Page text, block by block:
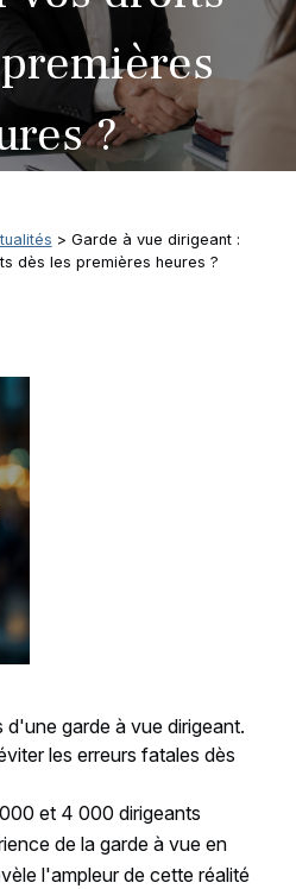
?
> Garde à vue dirigeant :
dès les premières heures ?
garde à vue dirigeant.
les erreurs fatales dès
et 4 000 dirigeants
de la garde à vue en
l'ampleur de cette réalité